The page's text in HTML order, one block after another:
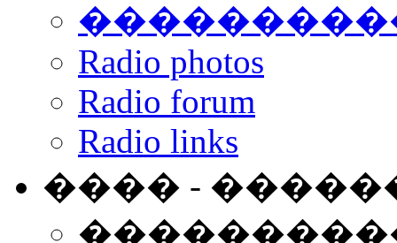
Radio photos
Radio forum
Radio links
���� -